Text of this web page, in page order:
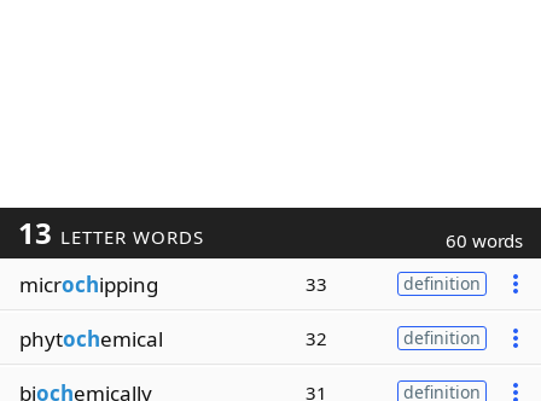
13 LETTER WORDS 60 words
microchipping 33 definition
phytochemical 32 definition
biochemically 31 definition